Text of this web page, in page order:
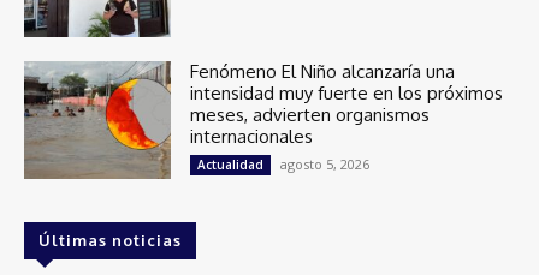
Fenómeno El Niño alcanzaría una
intensidad muy fuerte en los próximos
meses, advierten organismos
internacionales
Actualidad agosto 5, 2026
Últimas noticias